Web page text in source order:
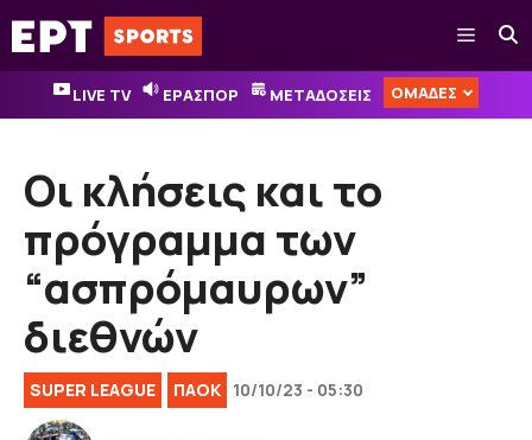
Μετάβαση
σε
περιεχόμενο
Μενού
LIVE TV ΕΡΑΣΠΟΡ ΜΕΤΑΔΟΣΕΙΣ ΟΜΑΔΕΣ
Οι κλήσεις και το
πρόγραμμα των
“ασπρόμαυρων”
διεθνών
SUPER LEAGUE ΠΑΟΚ 10/10/23 - 05:30